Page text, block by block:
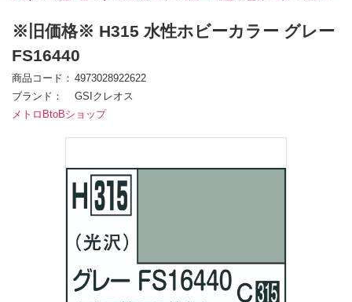
※旧価格※ H315 水性ホビーカラー グレー
FS16440
商品コード
4973028922622
ブランド
GSIクレオス
メトロBtoBショップ